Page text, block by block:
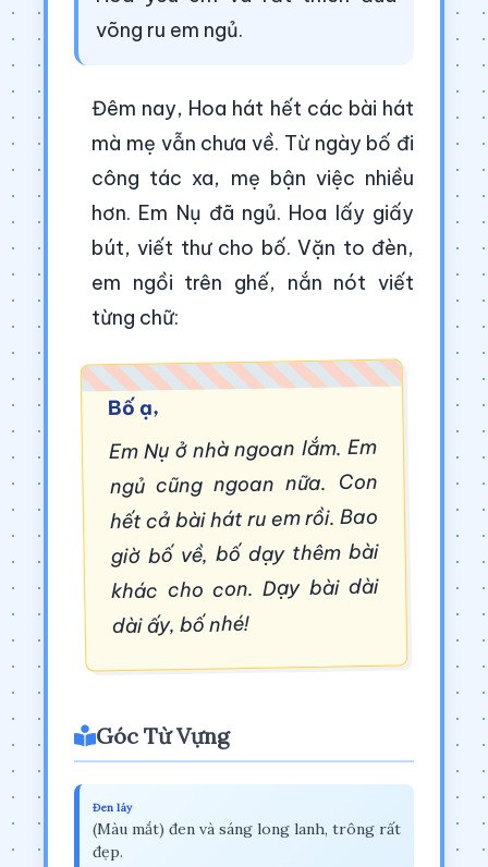
võng ru em ngủ.
Đêm nay, Hoa hát hết các bài hát
mà mẹ vẫn chưa về. Từ ngày bố đi
công tác xa, mẹ bận việc nhiều
hơn. Em Nụ đã ngủ. Hoa lấy giấy
bút, viết thư cho bố. Vặn to đèn,
em ngồi trên ghế, nắn nót viết
từng chữ:
Bố ạ,
Em Nụ ở nhà ngoan lắm. Em
ngủ cũng ngoan nữa. Con
hết cả bài hát ru em rồi. Bao
giờ bố về, bố dạy thêm bài
khác cho con. Dạy bài dài
dài ấy, bố nhé!
Góc Từ Vựng
Đen láy
(Màu mắt) đen và sáng long lanh, trông rất
đẹp.